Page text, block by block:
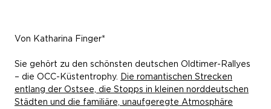
Von Katharina Finger*
Sie gehört zu den schönsten deutschen Oldtimer-Rallyes
– die OCC-Küstentrophy. Die romantischen Strecken
entlang der Ostsee, die Stopps in kleinen norddeutschen
Städten und die familiäre, unaufgeregte Atmosphäre